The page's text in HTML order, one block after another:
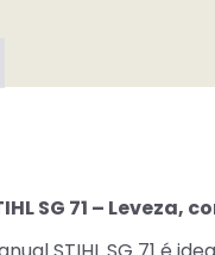
SG 71 –